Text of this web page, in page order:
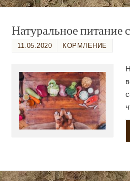
Натуральное питание
11.05.2020 КОРМЛЕНИЕ